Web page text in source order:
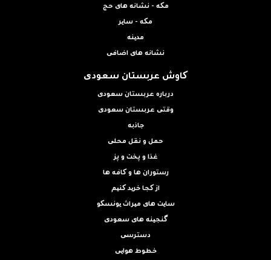
مکه - نشانه های حج
مکه - سایر
مدینه
نشانه های اضافی
کاوش عربستان سعودی
درباره عربستان سعودی
وقتی عربستان سعودی
جاذبه
حمل و نقل محلی
غذا و پخت و پز
رستوران ها و کافه ها
از کجا خرید کنیم
سایت های میراث یونسکو
گنجینه های سعودی
دسترسی
خطوط هوایی